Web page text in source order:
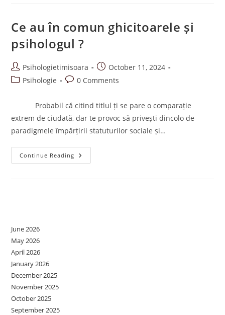
Ce au în comun ghicitoarele și
psihologul ?
Post
author:
Psihologietimisoara
Post
published:
October 11, 2024
PostPsihologie
Post0 Comments
Probabil că citind titlul ți se pare o comparație
extrem de ciudată, dar te provoc să privești dincolo de
paradigmele împărțirii statuturilor sociale și…
Continue Reading Ce
Au
June 2026
May 2026
April 2026
January 2026
December 2025
November 2025
October 2025
September 2025